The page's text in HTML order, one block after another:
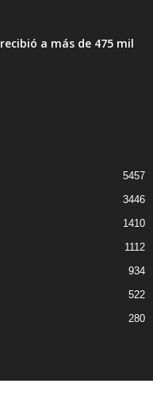
a más de 475 mil
5457
3446
1410
1112
934
522
280